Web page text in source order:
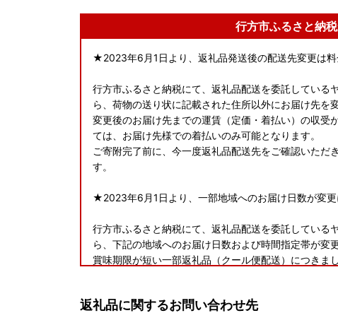
行方市ふるさと納
★2023年6月1日より、返礼品発送後の配送先変更は
行方市ふるさと納税にて、返礼品配送を委託してい
ら、荷物の送り状に記載された住所以外にお届け先を
変更後のお届け先までの運賃（定価・着払い）の収受
ては、お届け先様での着払いのみ可能となります。
ご寄附完了前に、今一度返礼品配送先をご確認いただ
す。
★2023年6月1日より、一部地域へのお届け日数が変
行方市ふるさと納税にて、返礼品配送を委託してい
ら、下記の地域へのお届け日数および時間指定帯が変
賞味期限が短い一部返礼品（クール便配送）につきま
・島根県（松江市、安来市のみ対象）、広島県（福山
返礼品に関するお問い合わせ先